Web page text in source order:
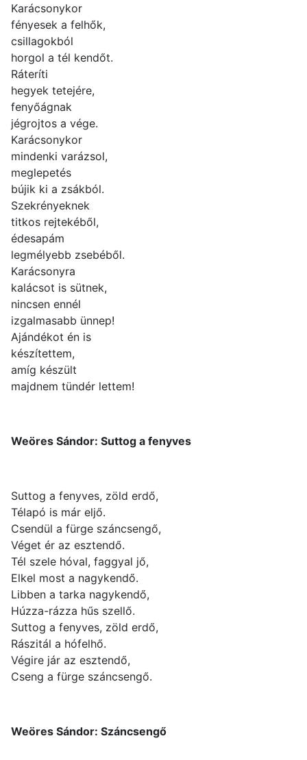
Karácsonykor
fényesek a felhők,
csillagokból
horgol a tél kendőt.
Ráteríti
hegyek tetejére,
fenyőágnak
jégrojtos a vége.
Karácsonykor
mindenki varázsol,
meglepetés
bújik ki a zsákból.
Szekrényeknek
titkos rejtekéből,
édesapám
legmélyebb zsebéből.
Karácsonyra
kalácsot is sütnek,
nincsen ennél
izgalmasabb ünnep!
Ajándékot én is
készítettem,
amíg készült
majdnem tündér lettem!
Weöres Sándor: Suttog a fenyves
Suttog a fenyves, zöld erdő,
Télapó is már eljő.
Csendül a fürge száncsengő,
Véget ér az esztendő.
Tél szele hóval, faggyal jő,
Elkel most a nagykendő.
Libben a tarka nagykendő,
Húzza-rázza hűs szellő.
Suttog a fenyves, zöld erdő,
Rászitál a hófelhő.
Végire jár az esztendő,
Cseng a fürge száncsengő.
Weöres Sándor: Száncsengő